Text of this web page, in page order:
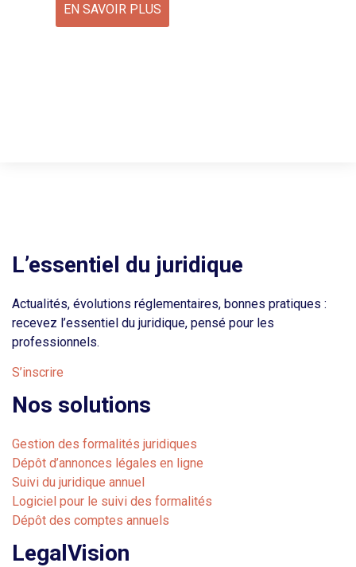
EN SAVOIR PLUS
L’essentiel du juridique
Actualités, évolutions réglementaires, bonnes pratiques :
recevez l’essentiel du juridique, pensé pour les
professionnels.
S’inscrire
Nos solutions
Gestion des formalités juridiques
Dépôt d’annonces légales en ligne
Suivi du juridique annuel
Logiciel pour le suivi des formalités
Dépôt des comptes annuels
LegalVision